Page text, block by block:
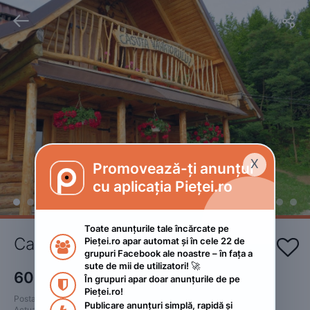
 
Cazare cabană 
600 RON
• Negociabil
Postat
2022. ianuarie 11.
X
Promovează-ți anunțul
cu aplicația Pieței.ro

Toate anunțurile tale încărcate pe
Pieței.ro apar automat și în cele 22 de
grupuri Facebook ale noastre – în fața a
sute de mii de utilizatori! 🚀

În grupuri apar doar anunțurile de pe
Pieței.ro!
Publicare anunțuri simplă, rapidă și